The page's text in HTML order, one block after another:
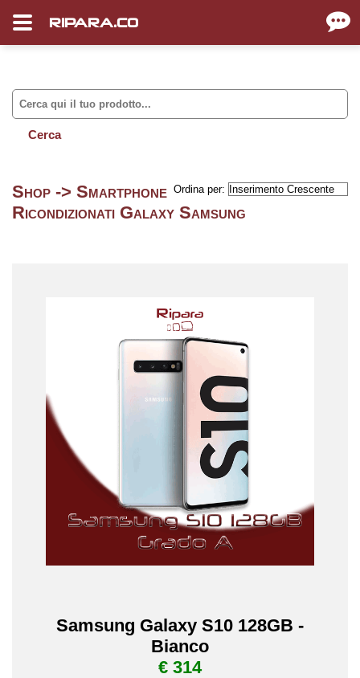
RIPARA.CO
Ordina per:
Shop -> Smartphone
Ricondizionati Galaxy Samsung
Samsung Galaxy S10 128GB -
Bianco
€ 314